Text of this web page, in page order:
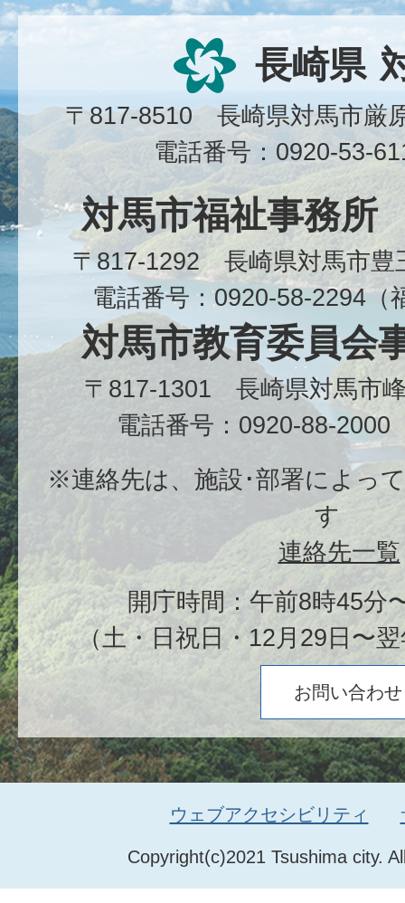
長崎県
〒817-8510 長崎県対馬市
電話番号：0920-53-
対馬市福祉事務所
〒817-1292 長崎県対馬市
電話番号：0920-58-2294（
対馬市教育委員会
〒817-1301 長崎県対馬市
電話番号：0920-88-2000
※連絡先は、施設･部署によっ
す
連絡先一覧
開庁時間：午前8時45分
（土・日祝日・12月29日〜
お問い合わせ
Copyright(c)2021 Tsushima city.
ウェブアクセシビリティ